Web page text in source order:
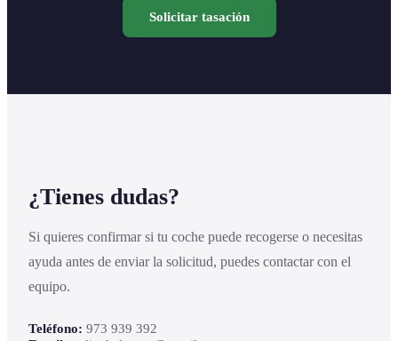
Solicitar tasación
¿Tienes dudas?
Si quieres confirmar si tu coche puede recogerse o necesitas
ayuda antes de enviar la solicitud, puedes contactar con el
equipo.
Teléfono: 973 939 392